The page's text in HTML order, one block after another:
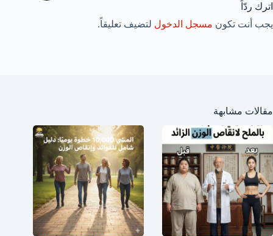
اترك ردّاً
يجب أنت تكون مسجل الدخول لتضيف تعليقاً.
مقالات مشابهة